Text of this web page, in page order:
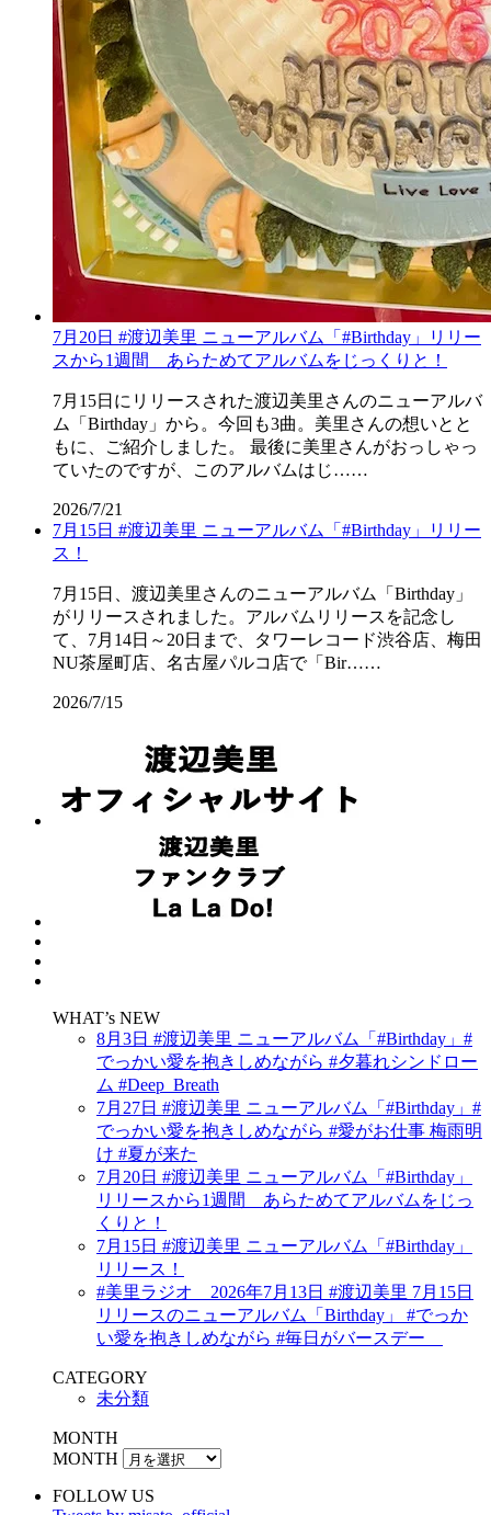
7月20日 #渡辺美里 ニューアルバム「#Birthday」リリー
スから1週間 あらためてアルバムをじっくりと！
7月15日にリリースされた渡辺美里さんのニューアルバ
ム「Birthday」から。今回も3曲。美里さんの想いとと
もに、ご紹介しました。 最後に美里さんがおっしゃっ
ていたのですが、このアルバムはじ……
2026/7/21
7月15日 #渡辺美里 ニューアルバム「#Birthday」リリー
ス！
7月15日、渡辺美里さんのニューアルバム「Birthday」
がリリースされました。アルバムリリースを記念し
て、7月14日～20日まで、タワーレコード渋谷店、梅田
NU茶屋町店、名古屋パルコ店で「Bir……
2026/7/15
WHAT’s NEW
8月3日 #渡辺美里 ニューアルバム「#Birthday」#
でっかい愛を抱きしめながら #夕暮れシンドロー
ム #Deep_Breath
7月27日 #渡辺美里 ニューアルバム「#Birthday」#
でっかい愛を抱きしめながら #愛がお仕事 梅雨明
け #夏が来た
7月20日 #渡辺美里 ニューアルバム「#Birthday」
リリースから1週間 あらためてアルバムをじっ
くりと！
7月15日 #渡辺美里 ニューアルバム「#Birthday」
リリース！
#美里ラジオ 2026年7月13日 #渡辺美里 7月15日
リリースのニューアルバム「Birthday」 #でっか
い愛を抱きしめながら #毎日がバースデー
CATEGORY
未分類
MONTH
MONTH
FOLLOW US